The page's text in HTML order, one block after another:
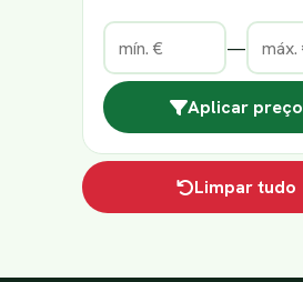
—
Aplicar preço
Limpar tudo